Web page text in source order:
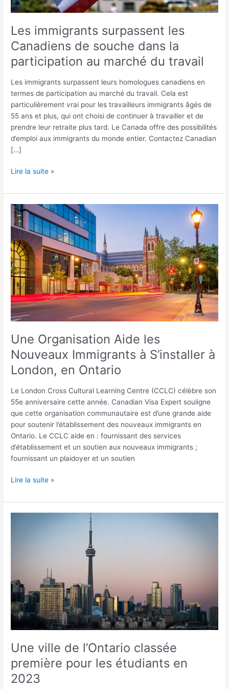
Les immigrants surpassent les
Canadiens de souche dans la
participation au marché du travail
Les immigrants surpassent leurs homologues canadiens en
termes de participation au marché du travail. Cela est
particulièrement vrai pour les travailleurs immigrants âgés de
55 ans et plus, qui ont choisi de continuer à travailler et de
prendre leur retraite plus tard. Le Canada offre des possibilités
d’emploi aux immigrants du monde entier. Contactez Canadian
[…]
participation
au
marché
du
travail
Lire la suite »
Une Organisation Aide les
Nouveaux Immigrants à S’installer à
London, en Ontario
Le London Cross Cultural Learning Centre (CCLC) célèbre son
55e anniversaire cette année. Canadian Visa Expert souligne
que cette organisation communautaire est d’une grande aide
pour soutenir l’établissement des nouveaux immigrants en
Ontario. Le CCLC aide en : fournissant des services
d’établissement et un soutien aux nouveaux immigrants ;
fournissant un plaidoyer et un soutien
Une
Organisation
Aide
les
Nouveaux
Immigrants
à
S’installer
à
London,
en
Ontario
Lire la suite »
Une ville de l’Ontario classée
première pour les étudiants en
2023
pour
les
étudiants
en
2023